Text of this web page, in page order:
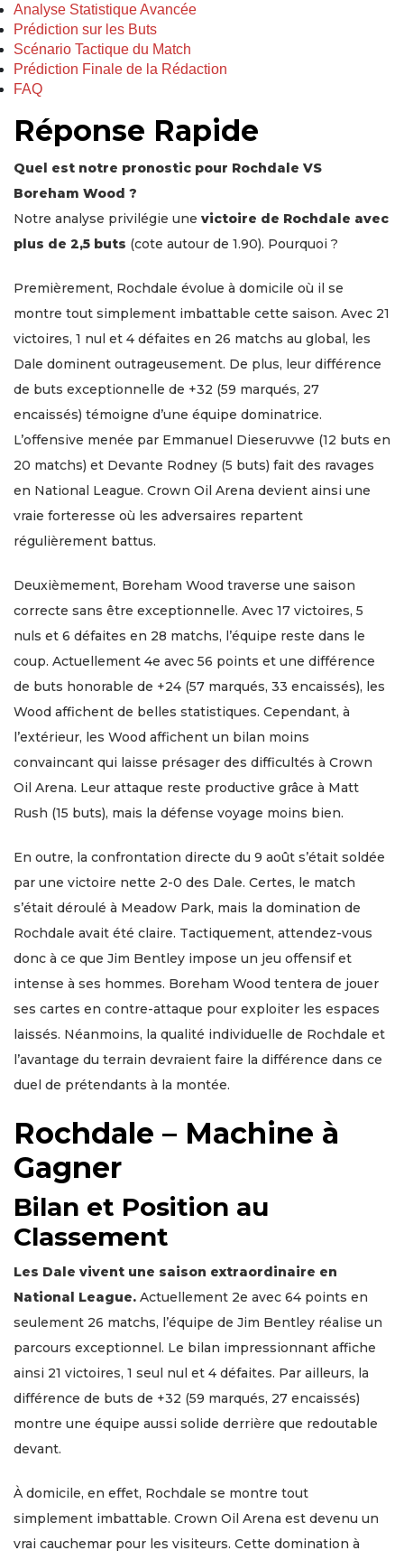
Analyse Statistique Avancée
Prédiction sur les Buts
Scénario Tactique du Match
Prédiction Finale de la Rédaction
FAQ
Réponse Rapide
Quel est notre pronostic pour Rochdale VS
Boreham Wood ?
Notre analyse privilégie une victoire de Rochdale avec
plus de 2,5 buts (cote autour de 1.90). Pourquoi ?
Premièrement, Rochdale évolue à domicile où il se
montre tout simplement imbattable cette saison. Avec 21
victoires, 1 nul et 4 défaites en 26 matchs au global, les
Dale dominent outrageusement. De plus, leur différence
de buts exceptionnelle de +32 (59 marqués, 27
encaissés) témoigne d’une équipe dominatrice.
L’offensive menée par Emmanuel Dieseruvwe (12 buts en
20 matchs) et Devante Rodney (5 buts) fait des ravages
en National League. Crown Oil Arena devient ainsi une
vraie forteresse où les adversaires repartent
régulièrement battus.
Deuxièmement, Boreham Wood traverse une saison
correcte sans être exceptionnelle. Avec 17 victoires, 5
nuls et 6 défaites en 28 matchs, l’équipe reste dans le
coup. Actuellement 4e avec 56 points et une différence
de buts honorable de +24 (57 marqués, 33 encaissés), les
Wood affichent de belles statistiques. Cependant, à
l’extérieur, les Wood affichent un bilan moins
convaincant qui laisse présager des difficultés à Crown
Oil Arena. Leur attaque reste productive grâce à Matt
Rush (15 buts), mais la défense voyage moins bien.
En outre, la confrontation directe du 9 août s’était soldée
par une victoire nette 2-0 des Dale. Certes, le match
s’était déroulé à Meadow Park, mais la domination de
Rochdale avait été claire. Tactiquement, attendez-vous
donc à ce que Jim Bentley impose un jeu offensif et
intense à ses hommes. Boreham Wood tentera de jouer
ses cartes en contre-attaque pour exploiter les espaces
laissés. Néanmoins, la qualité individuelle de Rochdale et
l’avantage du terrain devraient faire la différence dans ce
duel de prétendants à la montée.
Rochdale – Machine à
Gagner
Bilan et Position au
Classement
Les Dale vivent une saison extraordinaire en
National League. Actuellement 2e avec 64 points en
seulement 26 matchs, l’équipe de Jim Bentley réalise un
parcours exceptionnel. Le bilan impressionnant affiche
ainsi 21 victoires, 1 seul nul et 4 défaites. Par ailleurs, la
différence de buts de +32 (59 marqués, 27 encaissés)
montre une équipe aussi solide derrière que redoutable
devant.
À domicile, en effet, Rochdale se montre tout
simplement imbattable. Crown Oil Arena est devenu un
vrai cauchemar pour les visiteurs. Cette domination à